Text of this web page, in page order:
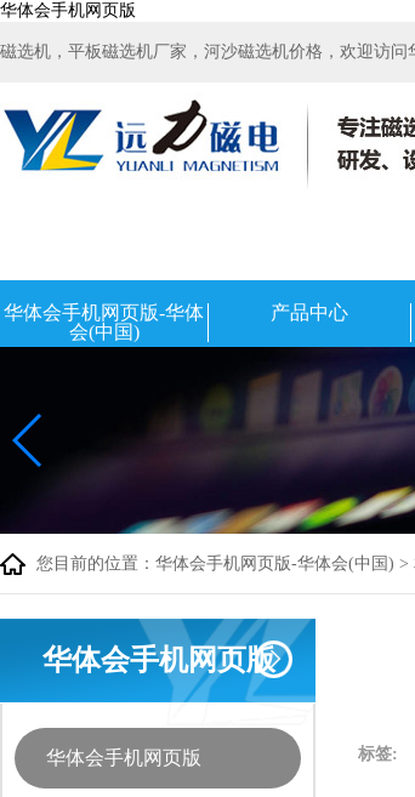
华体会手机网页版
磁选机，平板磁选机厂家，河沙磁选机价格，欢迎访
华体会手机网页版-华体
会(中国)
产品中心
您目前的位置： 华体会手机网页版-华体会(中国) >
华体会手机网页版
华体会手机网页版 标签: